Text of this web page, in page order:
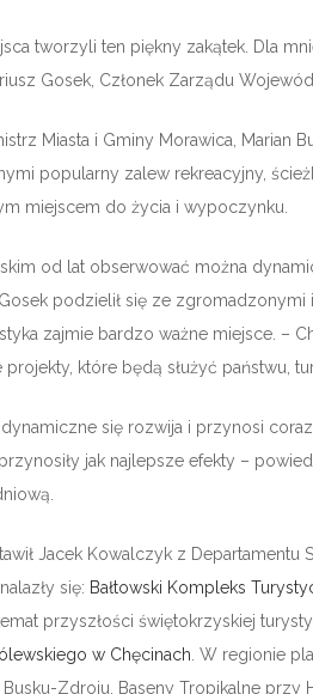
tworzyli ten piękny zakątek. Dla
Gosek, Członek Zarządu
Miasta i Gminy Morawica, Marian
popularny zalew rekreacyjny,
miejscem do życia i wypoczynku.
od lat obserwować można
podzielił się ze
zajmie bardzo ważne miejsce. –
które będą służyć państwu,
się rozwija i przynosi
jak najlepsze efekty –
Jacek Kowalczyk z Departamentu
się: Bałtowski Kompleks
przyszłości świętokrzyskiej
w Chęcinach . W regionie
Zdroju, Baseny Tropikalne przy